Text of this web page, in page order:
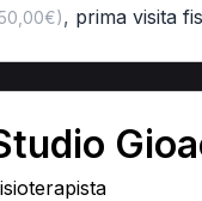
, prima visita